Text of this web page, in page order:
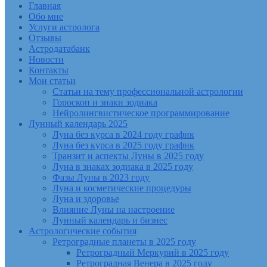
Главная
Обо мне
Услуги астролога
Отзывы
Астродатабанк
Новости
Контакты
Мои статьи
Статьи на тему профессиональной астрологии
Гороскоп и знаки зодиака
Нейролингвистическое программирование
Лунный календарь 2025
Луна без курса в 2024 году график
Луна без курса в 2025 году график
Транзит и аспекты Луны в 2025 году
Луна в знаках зодиака в 2025 году
Фазы Луны в 2023 году
Луна и косметические процедуры
Луна и здоровье
Влияние Луны на настроение
Лунный календарь и бизнес
Астрологические события
Ретроградные планеты в 2025 году
Ретроградный Меркурий в 2025 году
Ретроградная Венера в 2025 году